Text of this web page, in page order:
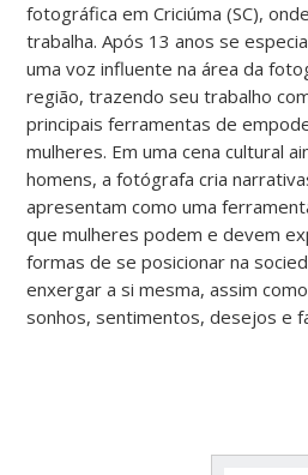
fotográfica em Criciúma (SC),
trabalha. Após 13 anos se
uma voz influente na área da
região, trazendo seu trabalho
principais ferramentas de
mulheres. Em uma cena cultural
homens, a fotógrafa cria
apresentam como uma
que mulheres podem e devem
formas de se posicionar na
enxergar a si mesma, assim
sonhos, sentimentos, desejos e